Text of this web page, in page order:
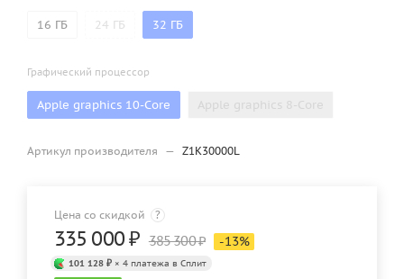
16 ГБ 24 ГБ 32 ГБ
Графический процессор
Apple graphics 10-Core Apple graphics 8-Core
Артикул производителя — Z1K30000L
Цена со скидкой ?
335 000₽ 385 300₽ -13%
101 128 ₽ × 4 платежа в Сплит